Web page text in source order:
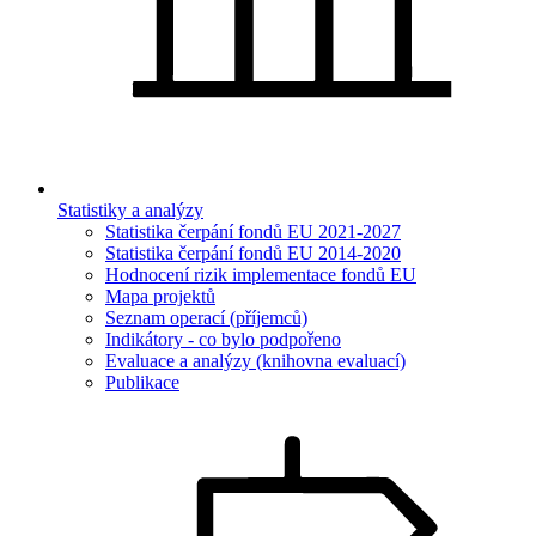
Statistiky a analýzy
Statistika čerpání fondů EU 2021-2027
Statistika čerpání fondů EU 2014-2020
Hodnocení rizik implementace fondů EU
Mapa projektů
Seznam operací (příjemců)
Indikátory - co bylo podpořeno
Evaluace a analýzy (knihovna evaluací)
Publikace